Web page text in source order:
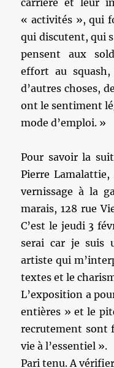
carrière et leur
« activités », qui
qui discutent, qui
pensent aux
effort au
d’autres choses,
ont le sentiment
mode d’emploi. »
Pour savoir la
Pierre
vernissage à la
marais, 128 rue
C’est le jeudi 3
serai car je suis
artiste qui
textes et le
L’exposition a
entières » et le
recrutement sont
vie à l’essentiel ».
Pari tenu. A